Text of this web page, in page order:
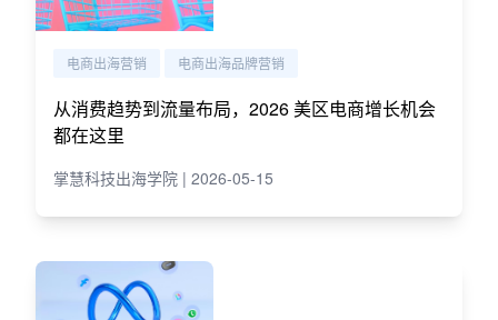
电商出海营销 电商出海品牌营销
从消费趋势到流量布局，2026 美区电商增长机会
都在这里
掌慧科技出海学院 | 2026-05-15